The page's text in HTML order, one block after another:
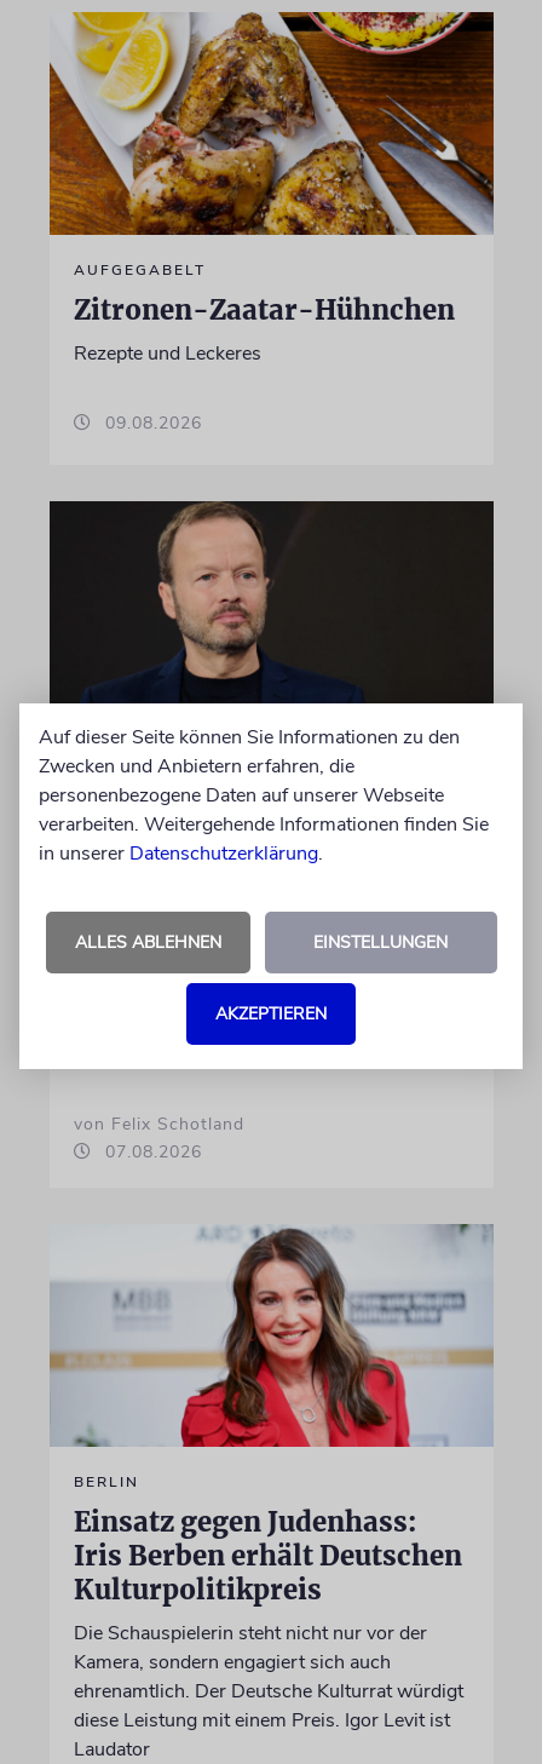
AUFGEGABELT
Zitronen-Zaatar-Hühnchen
Rezepte und Leckeres
09.08.2026
MEINUNG
Wie Georg Restle die
Glaubwürdigkeit des ÖRR
untergräbt
Nach dem X-Post des Journalisten hat sich
Felix Schotland, Vorstand der Synagogen-
Gemeinde Köln, an WDR-
Programmdirektorin Andrea Schafarczyk
gewandt. Wir dokumentieren das Schreiben
von Felix Schotland
07.08.2026
BERLIN
Einsatz gegen Judenhass:
Iris Berben erhält Deutschen
Kulturpolitikpreis
Die Schauspielerin steht nicht nur vor der
Kamera, sondern engagiert sich auch
ehrenamtlich. Der Deutsche Kulturrat würdigt
diese Leistung mit einem Preis. Igor Levit ist
Laudator
Auf dieser Seite können Sie Informationen zu den
Zwecken und Anbietern erfahren, die
personenbezogene Daten auf unserer Webseite
verarbeiten. Weitergehende Informationen finden Sie
in unserer Datenschutzerklärung.
ALLES ABLEHNEN EINSTELLUNGEN
AKZEPTIEREN